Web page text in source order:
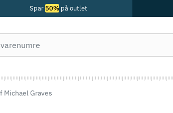
Spar 50% på outlet
Michael Graves